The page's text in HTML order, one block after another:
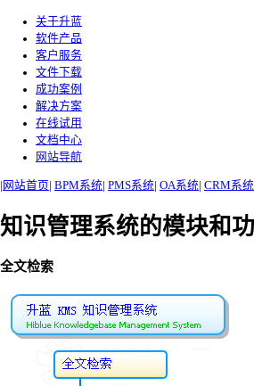
关于升蓝
软件产品
客户服务
文件下载
成功案例
解决方案
在线试用
文档中心
网站导航
| 网站首页| BPM系统| PMS系统| OA系统| CRM系统
知识管理系统的模块和
全文检索